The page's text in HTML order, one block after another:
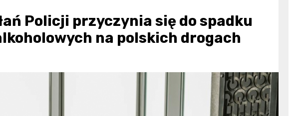
Policji przyczynia się do spadku
na polskich drogach